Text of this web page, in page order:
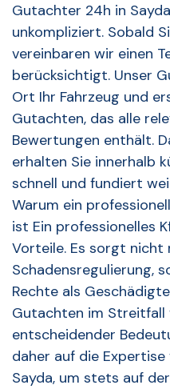
Gutachter 24h in
unkompliziert. Sobald
vereinbaren wir einen
berücksichtigt. Unser
Ort Ihr Fahrzeug und
Gutachten, das alle
Bewertungen enthält.
erhalten Sie innerhalb
schnell und fundiert
Warum ein
ist Ein professionelles
Vorteile. Es sorgt
Schadensregulierung,
Rechte als
Gutachten im Streitfall
entscheidender
daher auf die
Sayda, um stets auf